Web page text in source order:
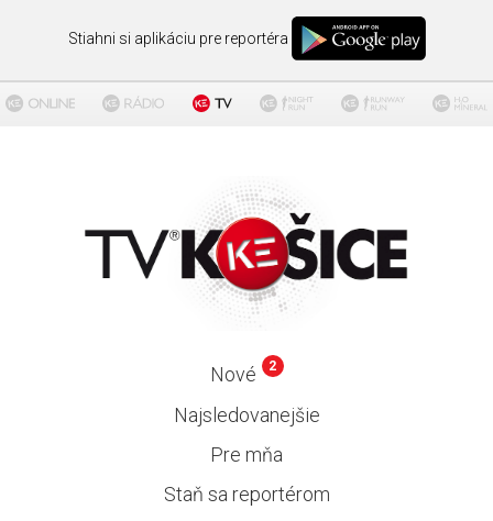
Stiahni si aplikáciu pre reportéra
Nové 2
Najsledovanejšie
Pre mňa
Staň sa reportérom